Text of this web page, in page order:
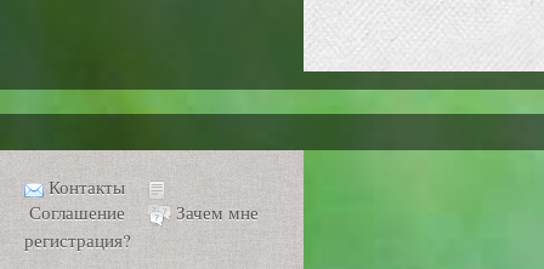
Контакты
Соглашение
Зачем мне
регистрация?